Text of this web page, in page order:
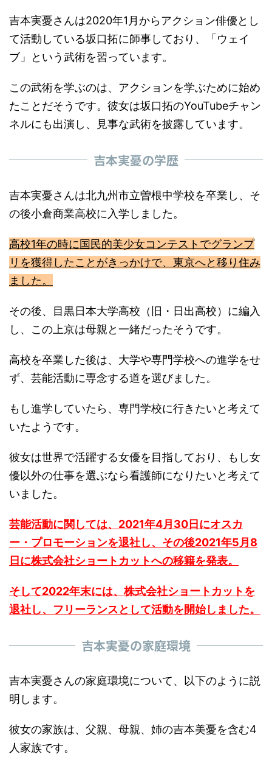
吉本実憂さんは2020年1月からアクション俳優とし
て活動している坂口拓に師事しており、「ウェイ
ブ」という武術を習っています。
この武術を学ぶのは、アクションを学ぶために始め
たことだそうです。彼女は坂口拓のYouTubeチャン
ネルにも出演し、見事な武術を披露しています。
吉本実憂の学歴
吉本実憂さんは北九州市立曽根中学校を卒業し、そ
の後小倉商業高校に入学しました。
高校1年の時に国民的美少女コンテストでグランプ
リを獲得したことがきっかけで、東京へと移り住み
ました。
その後、目黒日本大学高校（旧・日出高校）に編入
し、この上京は母親と一緒だったそうです。
高校を卒業した後は、大学や専門学校への進学をせ
ず、芸能活動に専念する道を選びました。
もし進学していたら、専門学校に行きたいと考えて
いたようです。
彼女は世界で活躍する女優を目指しており、もし女
優以外の仕事を選ぶなら看護師になりたいと考えて
いました。
芸能活動に関しては、2021年4月30日にオスカ
ー・プロモーションを退社し、その後2021年5月8
日に株式会社ショートカットへの移籍を発表。
そして2022年末には、株式会社ショートカットを
退社し、フリーランスとして活動を開始しました。
吉本実憂の家庭環境
吉本実憂さんの家庭環境について、以下のように説
明します。
彼女の家族は、父親、母親、姉の吉本美憂を含む4
人家族です。